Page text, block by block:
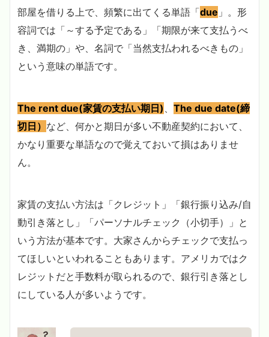
部屋を借りる上で、頻繁に出てくる単語「due 」。形
容詞では「～する予定である」「期限が来て支払うべ
き、満期の」や、名詞で「当然支払われるべきもの」
という意味の単語です。
The rent due(家賃の支払い期日) 、 The due date(締
切日） など、何かと期日が多い不動産契約において、
かなり重要な単語なので覚えておいて損はありませ
ん。
家賃の支払い方法は「クレジット」「銀行振り込み/自
動引き落とし」「パーソナルチェック（小切手）」と
いう方法が基本です。大家さんからチェックで支払っ
てほしいといわれることもあります。アメリカではク
レジットだと手数料が取られるので、銀行引き落とし
にしている人が多いようです。